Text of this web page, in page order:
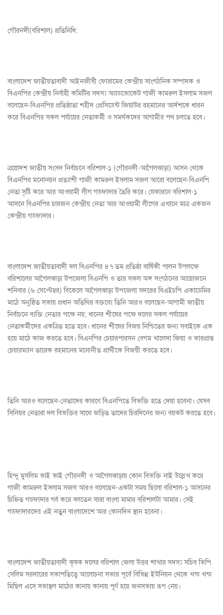
গৌরনদী(বরিশাল) প্রতিনিধি:
বাংলাদেশ জাতীয়তাবাদী আইনজীবী ফোরামের কেন্দ্রীয় সাংগঠনিক সম্পাদক ও
বিএনপির কেন্দ্রীয় নির্বাহী কমিটির সদস্য অ্যাডভোকেট গাজী কামরুল ইসলাম সজল
বলেছেন-বিএনপির প্রতিষ্ঠাতা শহীদ প্রেসিডেন্ট জিয়াউর রহমানের আর্দশকে ধারন
করে বিএনপির সকল পর্যায়ের নেতাকর্মী ও সমর্থকদের আগামীর পথ চলতে হবে।
ত্রয়োদশ জাতীয় সংসদ নির্বাচনে বরিশাল-১ (গৌরনদী-আগৈলঝাড়া) আসন থেকে
বিএনপির মনোনয়ন প্রত্যাশী গাজী কামরুল ইসলাম সজল আরো বলেছেন-বিএনপি
নেতা সৃষ্টি করে আর আওয়ামী লীগ গডফাদার তৈরি করে। যেকারনে বরিশাল-১
আসনে বিএনপির চারজন কেন্দ্রীয় নেতা আর আওয়ামী লীগের এখানে মাত্র একজন
কেন্দ্রীয় গডফাদার।
বাংলাদেশ জাতীয়তাবাদী দল বিএনপির ৪৭ তম প্রতিষ্ঠা বার্ষিকী পালন উপলক্ষে
বরিশালের আগৈলঝাড়া উপজেলা বিএনপি ও তার সকল অঙ্গ সংগঠনের আয়োজনে
শনিবার (৬ সেপ্টেম্বর) বিকেলে আগৈলঝাড়া উপজেলা সদরের বিএইচপি একাডেমির
মাঠে অনুষ্ঠিত সভায় প্রধান অতিথির বক্তব্যে তিনি আরও বলেছেন-আগামী জাতীয়
নির্বাচনে ব্যক্তি নেতার পক্ষে নয়; ধানের শীষের পক্ষে দলের সকল পর্যায়ের
নেতাকর্মীদের একত্রিত হতে হবে। ধানের শীষের বিজয় নিশ্চিতের জন্য সবাইকে এক
হয়ে মাঠে কাজ করতে হবে। বিএনপির চেয়ারপারসন বেগম খালেদা জিয়া ও ভারপ্রাপ্ত
চেয়ারম্যান তারেক রহমানের মনোনীত প্রার্থীকে বিজয়ী করতে হবে।
তিনি আরও বলেছেন-নেতাদের কারণে বিএনপিতে বিভক্তি হতে দেয়া হবেনা। যেসব
সিনিয়র নেতারা দল বিভক্তির সাথে জড়িত তাদের চিরদিনের জন্য বয়কট করতে হবে।
হিন্দু মুসলিম ভাই ভাই গৌরনদী ও আগৈলঝাড়ায় কোন বিভক্তি নাই উল্লেখ করে
গাজী কামরুল ইসলাম সজল আরও বলেছেন-একটা সময় ছিলো বরিশাল-১ আসনের
চিহ্নিত গডফাদার গর্ব করে বলতেন সারা বাংলা মামার বরিশালটা আমার। সেই
গডফাদারদের এই নতুন বাংলাদেশে আর কোনদিন স্থান হবেনা।
বাংলাদেশ জাতীয়তাবাদী কৃষক দলের বরিশাল জেলা উত্তর শাখার সদস্য সচিব ভিপি
সেলিম সরদারের সভাপতিত্বে আলোচনা সভার পূর্বে বিভিন্ন ইউনিয়ন থেকে খন্ড খন্ড
মিছিল এসে সভাস্থল মাঠের কানায় কানায় পূর্ণ হয়ে জনসভায় রূপ নেয়।